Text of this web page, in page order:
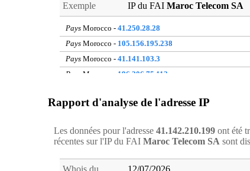
Exemple IP du FAI Maroc Telecom SA
Pays Morocco - 41.250.28.28
Pays Morocco - 105.156.195.238
Pays Morocco - 41.141.103.3
Pays Morocco - 196.206.75.112
PaysMorocco -41.251.177.34
PaysMorocco -81.192.250.40
PaysMorocco - 41.142.200.59
Rapport d'analyse de l'adresse IP
Les données pour l'adresse 41.142.210.199 ont été
récentes sur l'IP du FAI Maroc Telecom SA sont